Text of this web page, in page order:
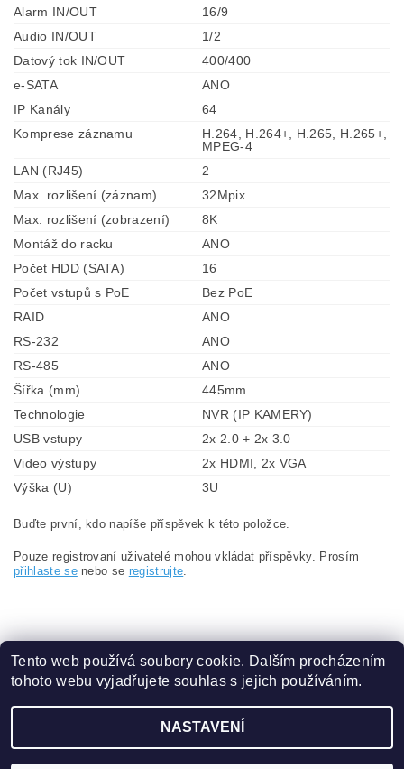
Alarm IN/OUT
16/9
Audio IN/OUT
1/2
Datový tok IN/OUT
400/400
e-SATA
ANO
IP Kanály
64
Komprese záznamu
H.264, H.264+, H.265, H.265+,
MPEG-4
LAN (RJ45)
2
Max. rozlišení (záznam)
32Mpix
Max. rozlišení (zobrazení)
8K
Montáž do racku
ANO
Počet HDD (SATA)
16
Počet vstupů s PoE
Bez PoE
RAID
ANO
RS-232
ANO
RS-485
ANO
Šířka (mm)
445mm
Technologie
NVR (IP KAMERY)
USB vstupy
2x 2.0 + 2x 3.0
Video výstupy
2x HDMI, 2x VGA
Výška (U)
3U
Buďte první, kdo napíše příspěvek k této položce.
Pouze registrovaní uživatelé mohou vkládat příspěvky. Prosím
přihlaste senebo se registrujte.
Obchodní podmínky | Ochrana osobních údajů
2026 ©eshop.VAKAP.cz, všechna práva vyhrazena
Tento web používá soubory cookie. Dalším procházením
tohoto webu vyjadřujete souhlas s jejich používáním.
NASTAVENÍ